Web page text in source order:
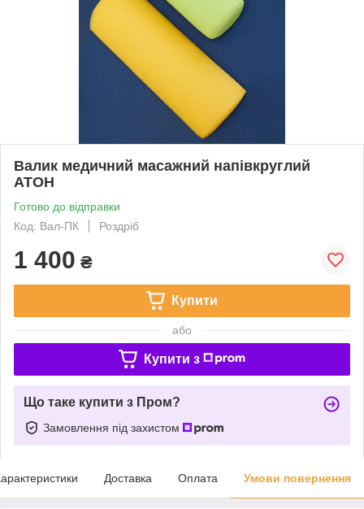
Валик медичний масажний напівкруглий
АТОН
Готово до відправки
Код: Вал-ПК
Роздріб
1 400 ₴
Купити
або
Купити з
Що таке купити з Пром?
Замовлення під захистом
Доставка Оплата Умови повернення